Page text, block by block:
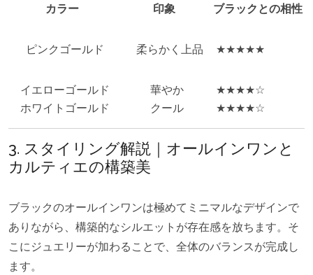
カラー 印象 ブラックとの相性
ピンクゴールド 柔らかく上品 ★★★★★
イエローゴールド 華やか
★★★★☆
ホワイトゴールド
クール ★★★★☆
3. スタイリング解説｜オールインワンと
カルティエの構築美
ブラックのオールインワンは極めてミニマルなデザインで
ありながら、構築的なシルエットが存在感を放ちます。そ
こにジュエリーが加わることで、全体のバランスが完成し
ます。